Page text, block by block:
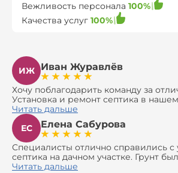
Вежливость персонала 100%
Качества услуг 100%
ИЖ Иван Журавлёв
Хочу поблагодарить команду за
Установка и ремонт септика в
оказались сложной задачей, но
все 100%. Всё сделали аккуратно и
Давали полезные рекомендации, не
навязать ничего лишнего, помогли
доставкой материалов, что
сэкономить. Выполнили монтаж и
оборудования, заменили трубы,
Читать дальше
ЕС
Елена Сабурова
Специалисты отлично справились с
септика на дачном участке. Грунт
сделали быстро и аккуратно.
Читать дальше